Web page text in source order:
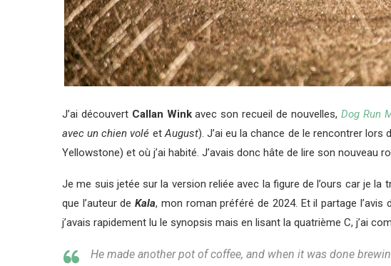
J’ai découvert Callan Winkavec son recueil de nouvelles, Dog Run
avec un chien volé etAugust). J’ai eu la chance de le rencontrer
Yellowstone) et où j’ai habité. J’avais donc hâte de lire son
Je me suis jetée sur la version reliée avec la figure de l’ours car je la
que l’auteur deKala, mon roman préféré de 2024. Et il partage l’avis
j’avais rapidement lu le synopsis mais en lisant la quatrième C, j’ai
He made another pot of coffee, and when it was done